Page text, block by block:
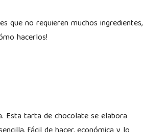
que no requieren muchos ingredientes,
hacerlos!
Esta tarta de chocolate se elabora